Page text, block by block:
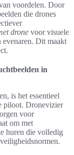
voordelen. Door
die drones
drone voor visuele
Dit maakt
in
is het essentieel
piloot. Dronevizier
voor
om met
huren die volledig